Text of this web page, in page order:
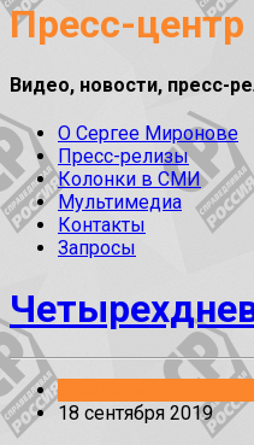
Пресс-
Видео, новости, пресс-
О Сергее Миронове
Пресс-релизы
Колонки в СМИ
Мультимедиа
Контакты
Запросы
18 сентября 2019